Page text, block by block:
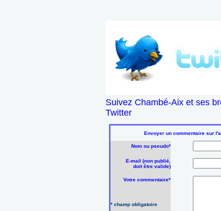
Suivez Chambé-Aix et ses
Twitter
Envoyer un commentaire sur
Nom ou pseudo*
E-mail (non publié,
doit être valide)
Votre commentaire*
* champ obligatoire